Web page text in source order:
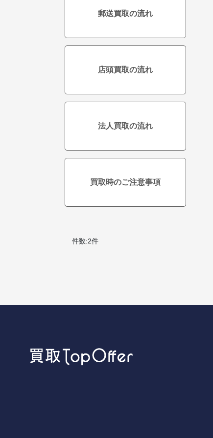
郵送買取の流れ
店頭買取の流れ
法人買取の流れ
買取時のご注意事項
件数:2件